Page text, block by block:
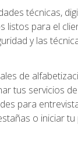
técnicas,
para el
y las
de
tus servicios
para
o iniciar